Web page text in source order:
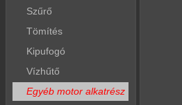
Szűrő
Tömítés
Kipufogó
Vízhűtő
Egyéb motor alkatrész